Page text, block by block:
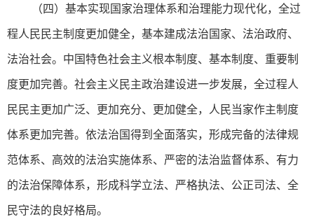
（四）基本实现国家治理体系和治理能力现代化，全过
程人民民主制度更加健全，基本建成法治国家、法治政府、
法治社会。中国特色社会主义根本制度、基本制度、重要制
度更加完善。社会主义民主政治建设进一步发展，全过程人
民民主更加广泛、更加充分、更加健全，人民当家作主制度
体系更加完善。依法治国得到全面落实，形成完备的法律规
范体系、高效的法治实施体系、严密的法治监督体系、有力
的法治保障体系，形成科学立法、严格执法、公正司法、全
民守法的良好格局。